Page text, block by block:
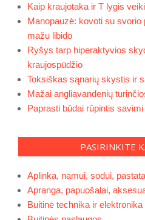
Kaip kraujotaka ir T lygis
Manopauzė: kovoti su svorio
mažu libido
Ryšys tarp hiperaktyvios
kraujospūdžio
Toksiškas sąnarių skystis ir
Mažai angliavandenių
Paprasti būdai rūpintis savimi
PASIRINKITE
Aplinka, namui, sodui,
Apranga, papuošalai,
Buitinė technika ir elektronika